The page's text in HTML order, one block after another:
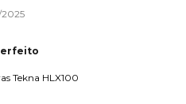
Tekna HLX100